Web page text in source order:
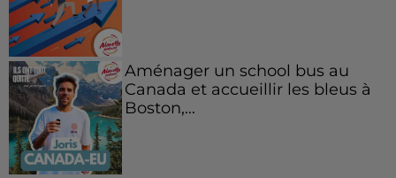
Aménager un school bus au
Canada et accueillir les bleus à
Boston,...